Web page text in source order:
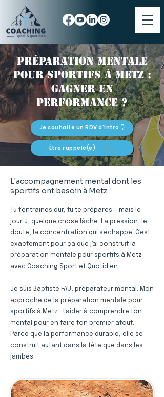
Préparation mentale
pour sportifs à Metz :
gagner en
performance ?
Je souhaite un RDV d'Intro 👇
Être rappelé(e)
L'accompagnement mental dont les
sportifs ont besoin à Metz
Tu t'entraînes dur, tu te prépares — mais le
jour J, quelque chose lâche. La pression, le
doute, la concentration qui s'échappe. C'est
exactement pour ça que j'ai construit la
préparation mentale pour sportifs à Metz
avec Coaching Sport et Quotidien.
Je suis Baptiste FAU, préparateur mental. Mon
approche de la préparation mentale pour
sportifs à Metz : t'aider à comprendre ton
mental pour en faire ton premier atout.
Parce que la performance durable, elle se
construit autant dans la tête que dans les
jambes.